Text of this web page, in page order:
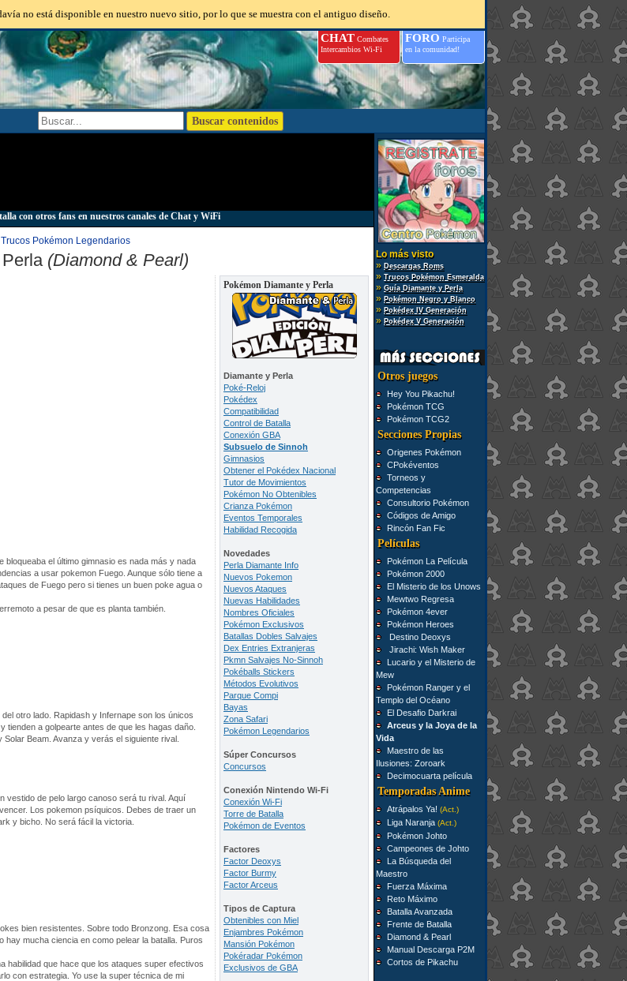
no está disponible en nuestro nuevo sitio, por lo que se muestra con el antiguo diseño.
FORO Participa
en la comunidad!
CHAT Combates
Intercambios Wi-Fi
con otros fans en nuestros canales de Chat y WiFi
Lo más visto
» Descargas Roms
» Trucos Pokémon Esmeralda
» Guía Diamante y Perla
» Pokémon Negro y Blanco
» Pokédex IV Generación
» Pokédex V Generación
Otros juegos
Hey You Pikachu!
Pokémon TCG
Pokémon TCG2
Secciones Propias
Origenes Pokémon
CPokéventos
Torneos y
Competencias
Consultorio Pokémon
Códigos de Amigo
Rincón Fan Fic
Películas
Pokémon La Película
Pokémon 2000
El Misterio de los Unows
Mewtwo Regresa
Pokémon 4ever
Pokémon Heroes
Destino Deoxys
Jirachi: Wish Maker
Lucario y el Misterio de
Mew
Pokémon Ranger y el
Templo del Océano
El Desafio Darkrai
Arceus y la Joya de la
Vida
Maestro de las
Ilusiones: Zoroark
Decimocuarta película
Temporadas Anime
Atrápalos Ya! (Act.)
Liga Naranja (Act.)
Pokémon Johto
Campeones de Johto
La Búsqueda del
Maestro
Fuerza Máxima
Reto Máximo
Batalla Avanzada
Frente de Batalla
Diamond & Pearl
Manual Descarga P2M
Cortos de Pikachu
Trucos Pokémon Legendarios
(Diamond & Pearl)
bloqueaba el último gimnasio es nada más y nada
a usar pokemon Fuego. Aunque sólo tiene a
de Fuego pero si tienes un buen poke agua o
a pesar de que es planta también.
otro lado. Rapidash y Infernape son los únicos
a golpearte antes de que les hagas daño.
Beam. Avanza y verás el siguiente rival.
vestido de pelo largo canoso será tu rival. Aquí
Los pokemon psíquicos. Debes de traer un
y bicho. No será fácil la victoria.
bien resistentes. Sobre todo Bronzong. Esa cosa
hay mucha ciencia en como pelear la batalla. Puros
habilidad que hace que los ataques super efectivos
con estrategia. Yo use la super técnica de mi
Pokémon Diamante y Perla
Diamante y Perla
Poké-Reloj
Pokédex
Compatibilidad
Control de Batalla
Conexión GBA
Subsuelo de Sinnoh
Gimnasios
Obtener el Pokédex Nacional
Tutor de Movimientos
Pokémon No Obtenibles
Crianza Pokémon
Eventos Temporales
Habilidad Recogida
Novedades
Perla Diamante Info
Nuevos Pokemon
Nuevos Ataques
Nuevas Habilidades
Nombres Oficiales
Pokémon Exclusivos
Batallas Dobles Salvajes
Dex Entries Extranjeras
Pkmn Salvajes No-Sinnoh
Pokéballs Stickers
Métodos Evolutivos
Parque Compi
Bayas
Zona Safari
Pokémon Legendarios
Súper Concursos
Concursos
Conexión Nintendo Wi-Fi
Conexión Wi-Fi
Torre de Batalla
Pokémon de Eventos
Factores
Factor Deoxys
Factor Burmy
Factor Arceus
Tipos de Captura
Obtenibles con Miel
Enjambres Pokémon
Mansión Pokémon
Pokéradar Pokémon
Exclusivos de GBA